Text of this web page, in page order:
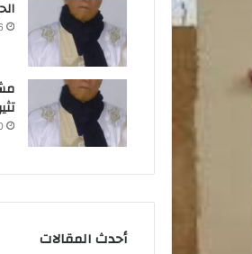
16
أحدث المقالات